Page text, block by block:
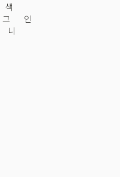
색
인
니